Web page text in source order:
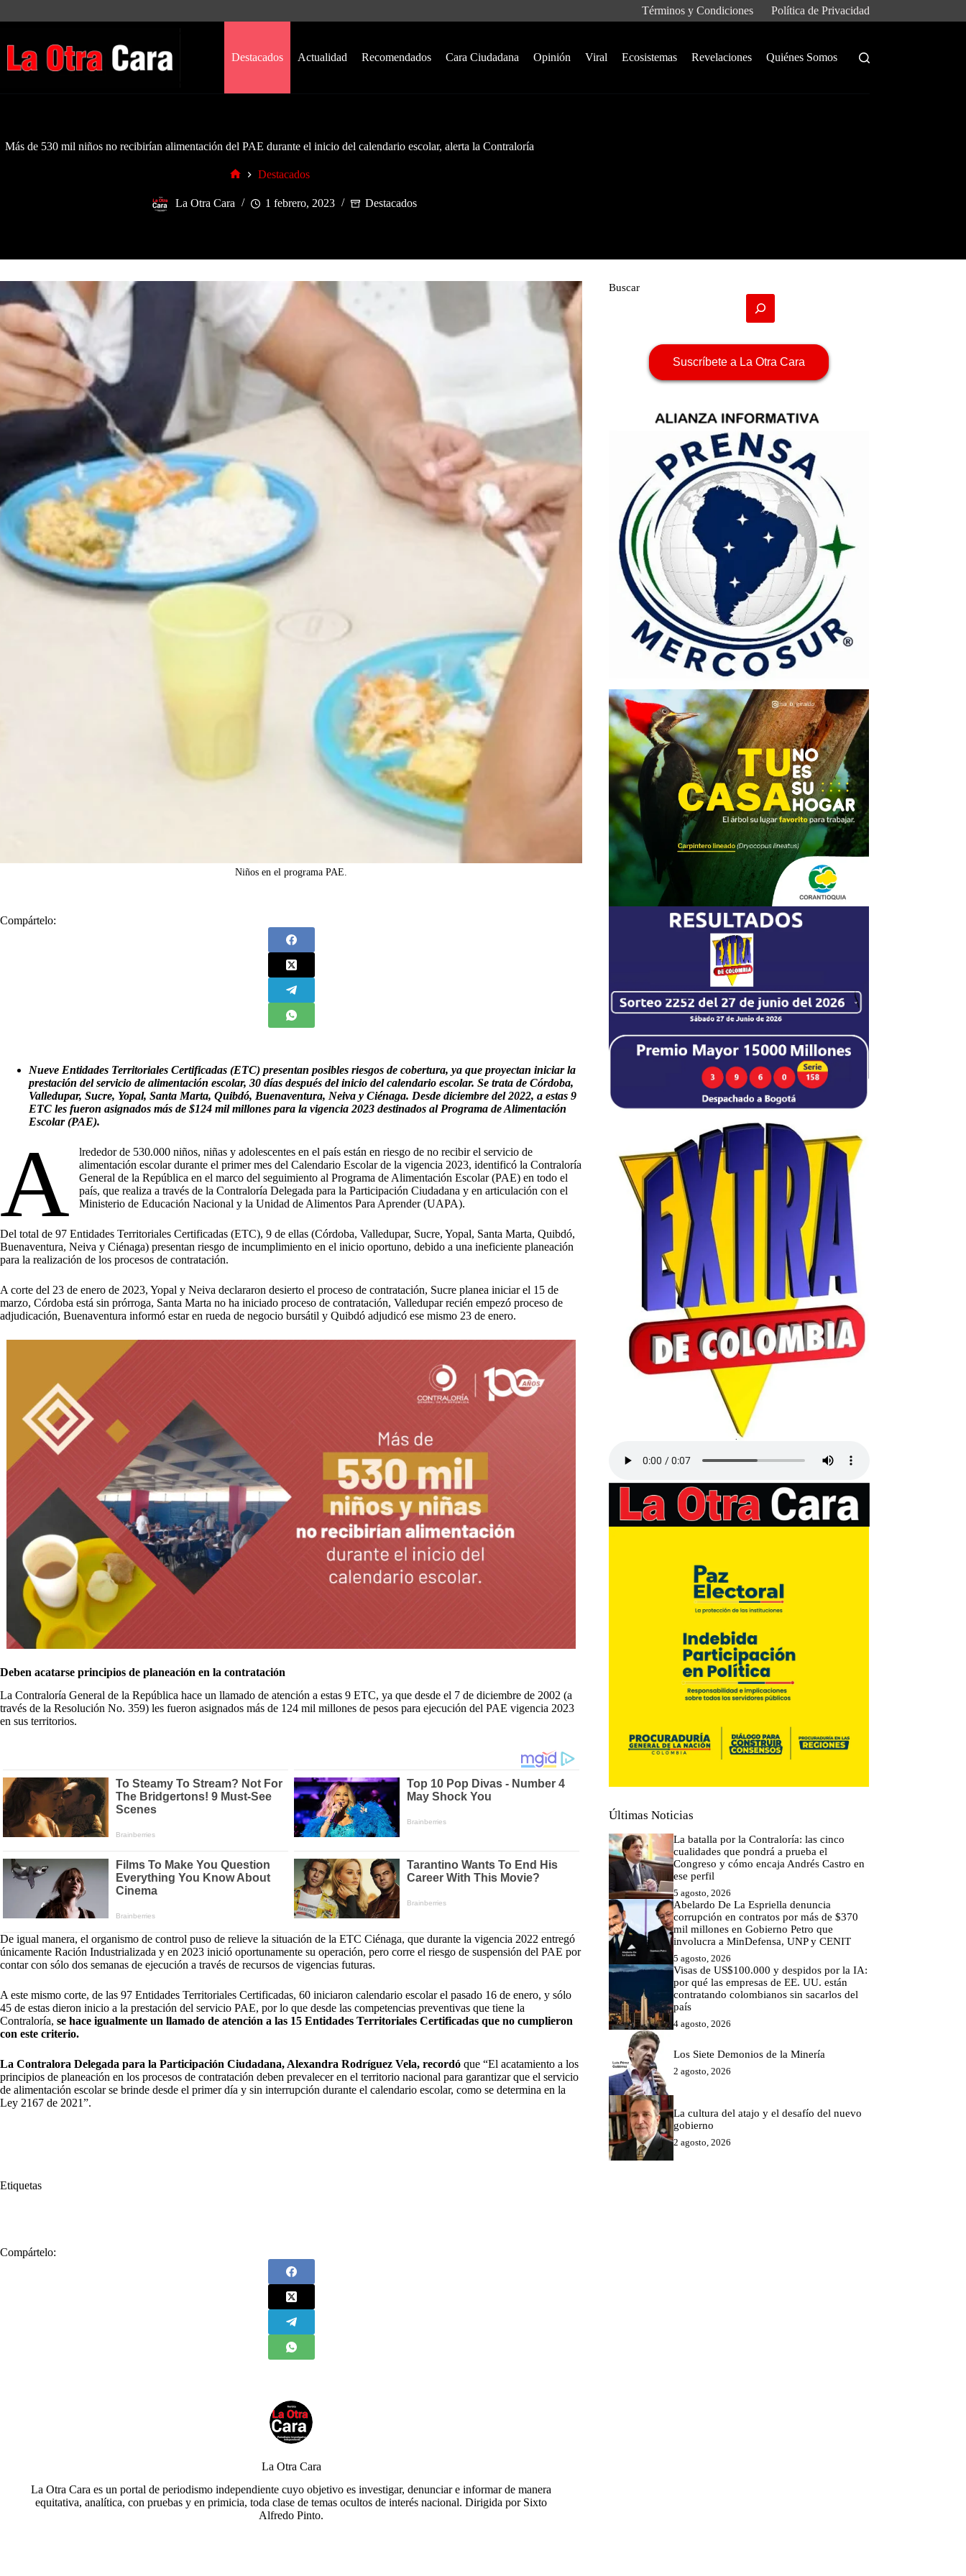
Términos y Condiciones Política de Privacidad
Destacados Actualidad Recomendados Cara Ciudadana Opinión Viral Ecosistemas Revelaciones Quiénes Somos
Más de 530 mil niños no recibirían alimentación del PAE durante el inicio del calendario escolar, alerta la Contraloría
Destacados
La Otra Cara 1 febrero, 2023 Destacados
Niños en el programa PAE.
Compártelo:
Nueve Entidades Territoriales Certificadas (ETC) presentan posibles riesgos de cobertura, ya que proyectan iniciar la
prestación del servicio de alimentación escolar, 30 días después del inicio del calendario escolar. Se trata de Córdoba,
Valledupar, Sucre, Yopal, Santa Marta, Quibdó, Buenaventura, Neiva y Ciénaga. Desde diciembre del 2022, a estas 9
ETC les fueron asignados más de $124 mil millones para la vigencia 2023 destinados al Programa de Alimentación
Escolar (PAE).
A lrededor de 530.000 niños, niñas y adolescentes en el país están en riesgo de no recibir el servicio de
alimentación escolar durante el primer mes del Calendario Escolar de la vigencia 2023, identificó la Contraloría
General de la República en el marco del seguimiento al Programa de Alimentación Escolar (PAE) en todo el
país, que realiza a través de la Contraloría Delegada para la Participación Ciudadana y en articulación con el
Ministerio de Educación Nacional y la Unidad de Alimentos Para Aprender (UAPA).
Del total de 97 Entidades Territoriales Certificadas (ETC), 9 de ellas (Córdoba, Valledupar, Sucre, Yopal, Santa Marta, Quibdó,
Buenaventura, Neiva y Ciénaga) presentan riesgo de incumplimiento en el inicio oportuno, debido a una ineficiente planeación
para la realización de los procesos de contratación.
A corte del 23 de enero de 2023, Yopal y Neiva declararon desierto el proceso de contratación, Sucre planea iniciar el 15 de
marzo, Córdoba está sin prórroga, Santa Marta no ha iniciado proceso de contratación, Valledupar recién empezó proceso de
adjudicación, Buenaventura informó estar en rueda de negocio bursátil y Quibdó adjudicó ese mismo 23 de enero.
Deben acatarse principios de planeación en la contratación
La Contraloría General de la República hace un llamado de atención a estas 9 ETC, ya que desde el 7 de diciembre de 2002 (a
través de la Resolución No. 359) les fueron asignados más de 124 mil millones de pesos para ejecución del PAE vigencia 2023
en sus territorios.
De igual manera, el organismo de control puso de relieve la situación de la ETC Ciénaga, que durante la vigencia 2022 entregó
únicamente Ración Industrializada y en 2023 inició oportunamente su operación, pero corre el riesgo de suspensión del PAE por
contar con sólo dos semanas de ejecución a través de recursos de vigencias futuras.
A este mismo corte, de las 97 Entidades Territoriales Certificadas, 60 iniciaron calendario escolar el pasado 16 de enero, y sólo
45 de estas dieron inicio a la prestación del servicio PAE, por lo que desde las competencias preventivas que tiene la
Contraloría, se hace igualmente un llamado de atención a las 15 Entidades Territoriales Certificadas que no cumplieron
con este criterio.
La Contralora Delegada para la Participación Ciudadana, Alexandra Rodríguez Vela, recordó que “El acatamiento a los
principios de planeación en los procesos de contratación deben prevalecer en el territorio nacional para garantizar que el servicio
de alimentación escolar se brinde desde el primer día y sin interrupción durante el calendario escolar, como se determina en la
Ley 2167 de 2021”.
Etiquetas
Compártelo:
La Otra Cara
La Otra Cara es un portal de periodismo independiente cuyo objetivo es investigar, denunciar e informar de manera
equitativa, analítica, con pruebas y en primicia, toda clase de temas ocultos de interés nacional. Dirigida por Sixto
Alfredo Pinto.
Buscar
Suscríbete a La Otra Cara
Últimas Noticias
La batalla por la Contraloría: las cinco
cualidades que pondrá a prueba el
Congreso y cómo encaja Andrés Castro en
ese perfil
5 agosto, 2026
Abelardo De La Espriella denuncia
corrupción en contratos por más de $370
mil millones en Gobierno Petro que
involucra a MinDefensa, UNP y CENIT
5 agosto, 2026
Visas de US$100.000 y despidos por la IA:
por qué las empresas de EE. UU. están
contratando colombianos sin sacarlos del
país
4 agosto, 2026
Los Siete Demonios de la Minería
2 agosto, 2026
La cultura del atajo y el desafío del nuevo
gobierno
2 agosto, 2026